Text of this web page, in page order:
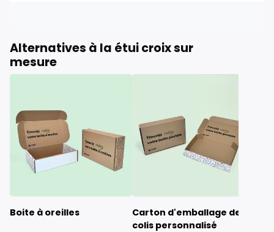
Alternatives à la étui croix sur
mesure
Boite à oreilles
Carton d'emballage de
colis personnalisé